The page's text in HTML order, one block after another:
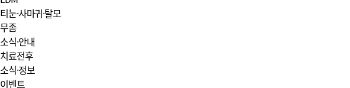
티눈·사마귀·탈모
무좀
소식·안내
치료전후
소식·정보
이벤트